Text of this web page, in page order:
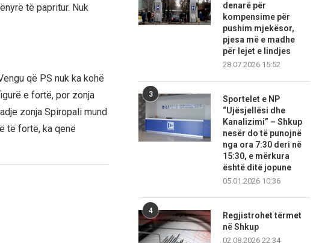
të papritur. Nuk
që PS nuk ka kohë
e fortë, por zonja
zonja Spiropali mund
të fortë, ka qenë
denarë për
kompensime për
pushim mjekësor,
pjesa më e madhe
për lejet e lindjes
28.07.2026 15:52
3
Sportelet e NP
“Ujësjellësi dhe
Kanalizimi” – Shkup
nesër do të punojnë
nga ora 7:30 deri në
15:30, e mërkura
është ditë jopune
05.01.2026 10:36
4
Regjistrohet tërmet
në Shkup
02.08.2026 22:34